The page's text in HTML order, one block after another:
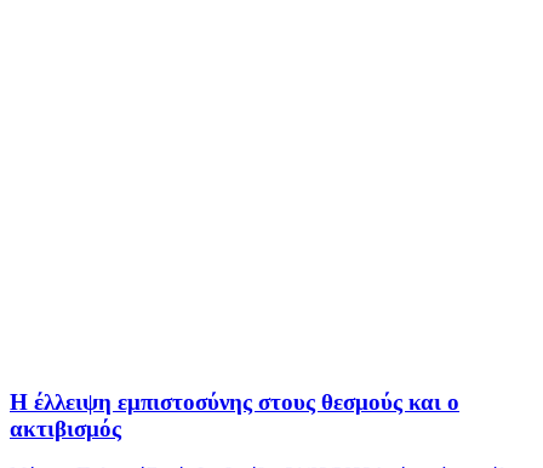
Η έλλειψη εμπιστοσύνης στους θεσμούς και ο
ακτιβισμός